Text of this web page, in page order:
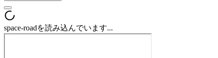
space-roadを読み込んでいます...